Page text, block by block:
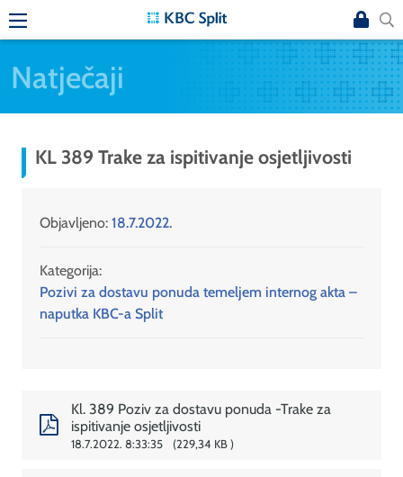
Natječaji
KL 389 Trake za ispitivanje osjetljivosti
Objavljeno: 18.7.2022.
Kategorija:
Pozivi za dostavu ponuda temeljem internog akta –
naputka KBC-a Split
Kl. 389 Poziv za dostavu ponuda -Trake za
ispitivanje osjetljivosti
18.7.2022. 8:33:35 229,34 KB